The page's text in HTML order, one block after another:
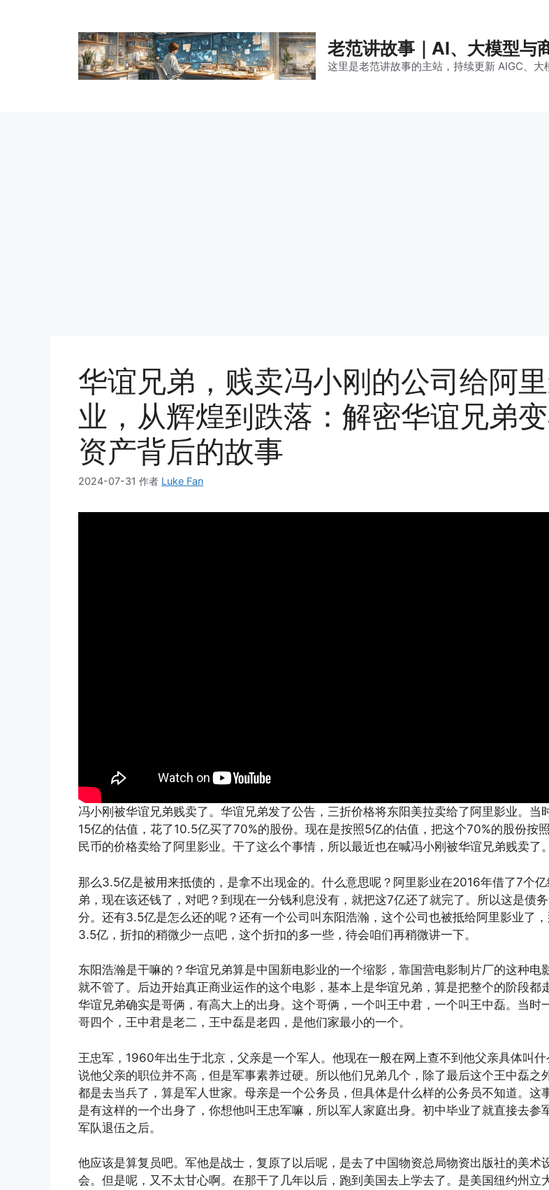
老范讲故事｜AI、大模型与
这里是老范讲故事的主站，持续更新 AIGC、
华谊兄弟，贱卖冯小刚的公司给阿
业，从辉煌到跌落：解密华谊兄弟
资产背后的故事
2024-07-31 作者 Luke Fan
冯小刚被华谊兄弟贱卖了。华谊兄弟发了公告，三折价格将东阳美拉卖给了阿里影业。当
15亿的估值，花了10.5亿买了70%的股份。现在是按照5亿的估值，把这个70%的股份按
民币的价格卖给了阿里影业。干了这么个事情，所以最近也在喊冯小刚被华谊兄弟贱卖了。
那么3.5亿是被用来抵债的，是拿不出现金的。什么意思呢？阿里影业在2016年借了7个
弟，现在该还钱了，对吧？到现在一分钱利息没有，就把这7亿还了就完了。所以这是债
分。还有3.5亿是怎么还的呢？还有一个公司叫东阳浩瀚，这个公司也被抵给阿里影业了
3.5亿，折扣的稍微少一点吧，这个折扣的多一些，待会咱们再稍微讲一下。
东阳浩瀚是干嘛的？华谊兄弟算是中国新电影业的一个缩影，靠国营电影制片厂的这种电
就不管了。后边开始真正商业运作的这个电影，基本上是华谊兄弟，算是把整个的阶段都
华谊兄弟确实是哥俩，有高大上的出身。这个哥俩，一个叫王中君，一个叫王中磊。当时
哥四个，王中君是老二，王中磊是老四，是他们家最小的一个。
王忠军，1960年出生于北京，父亲是一个军人。他现在一般在网上查不到他父亲具体叫什
说他父亲的职位并不高，但是军事素养过硬。所以他们兄弟几个，除了最后这个王中磊之
都是去当兵了，算是军人世家。母亲是一个公务员，但具体是什么样的公务员不知道。这
是有这样的一个出身了，你想他叫王忠军嘛，所以军人家庭出身。初中毕业了就直接去参
军队退伍之后。
他应该是算复员吧。军他是战士，复原了以后呢，是去了中国物资总局物资出版社的美术
会。但是呢，又不太甘心啊。在那干了几年以后，跑到美国去上学去了。是美国纽约州立